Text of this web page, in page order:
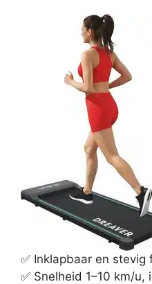
✅ Inklapbaar en stevig
✅ Snelheid 1–10 km/